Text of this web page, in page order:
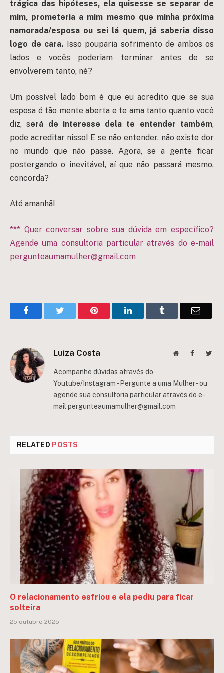
trágica das hipóteses, ela quisesse se separar de
mim, prometeria a mim mesmo que minha próxima
namorada/esposa ou sei lá quem, já saberia disso
logo de cara.
Isso pouparia sofrimento de ambos os
lados e vocês poderiam terminar antes de se
envolverem tanto, né?
Um possível lado bom é que eu acredito que se sua
esposa é tão mente aberta e te ama tanto quanto você
diz, será de interesse dela te entender também,
pode acreditar nisso! E se não entender, não existe dor
no mundo que não passe. Agora, se a gente ficar
postergando o inevitável, aí que não passará mesmo,
concorda?
Até amanhã!
*** Quer conversar sobre sua dúvida em específico?
Agende uma consultoria particular através do e-mail
pergunteaumamulher@gmail.com
FacebookTwitter Pinterest LinkedInTumblr Email
Luiza Costa WebsiteFacebook
Acompanhe dúvidas através do
Youtube/Instagram - Pergunte a uma Mulher - ou
agende sua consultoria particular através do e-
mailpergunteaumamulher@gmail.com
RELATED POSTS
O relacionamento esfriou e ela pediu para ficar
solteira
25 outubro 2025